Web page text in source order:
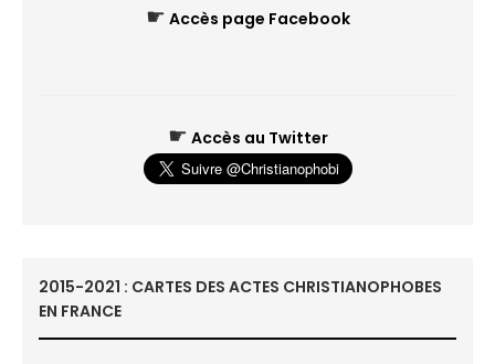
☛ Accès page Facebook
☛ Accès au Twitter
2015-2021 : CARTES DES ACTES CHRISTIANOPHOBES
EN FRANCE